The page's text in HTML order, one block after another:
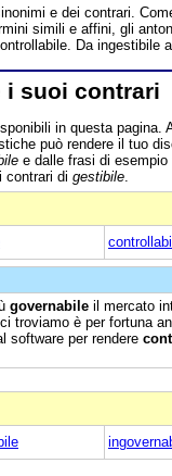
e dei contrari.
simili e affini, gli
Da ingestibile
i suoi contrari
in questa pagina.
può rendere il tuo
e dalle frasi di
contrari di gestibile
governabile il mercato
troviamo è per fortuna
software per rendere